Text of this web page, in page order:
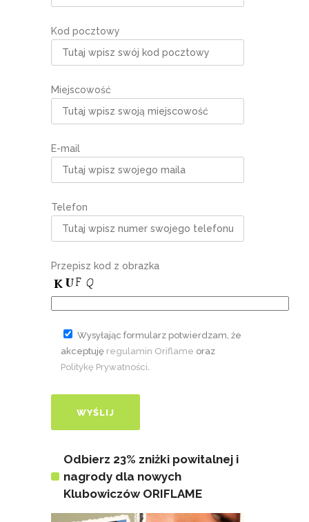
Kod pocztowy
Miejscowość
E-mail
Telefon
Przepisz kod z obrazka
Wysyłając formularz potwierdzam, że
akceptuję regulamin Oriflame oraz
Politykę Prywatności
Odbierz 23% zniżki powitalnej i
nagrody dla nowych
Klubowiczów ORIFLAME